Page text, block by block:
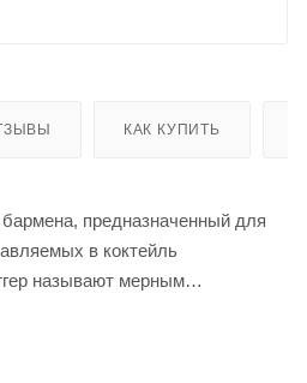
КАК КУПИТЬ
предназначенный для
в коктейль
называют мерным